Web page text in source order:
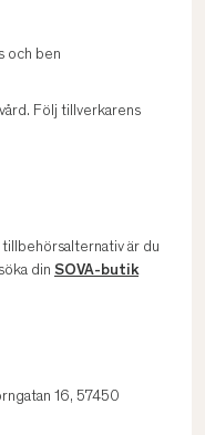
och ben
Följ tillverkarens
är du
din SOVA-butik
16, 57450